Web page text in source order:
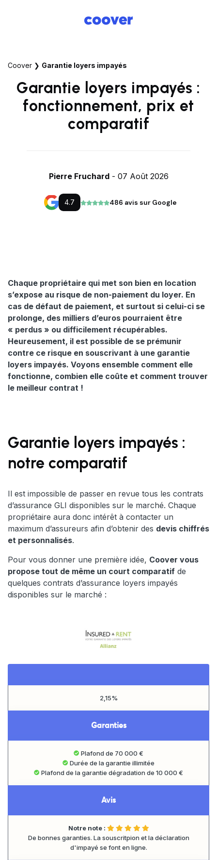
Coover ❯ Garantie loyers impayés
Garantie loyers impayés :
fonctionnement, prix et
comparatif
Pierre Fruchard- 07 Août 2026
4.7 486 avis sur Google
Chaque propriétaire qui met son bien en location
s’expose au risque de non-paiement du loyer. En
cas de défaut de paiement, et surtout si celui-ci se
prolonge, des milliers d’euros pourraient être
« perdus » ou difficilement récupérables.
Heureusement, il est possible de se prémunir
contre ce risque en souscrivant à une garantie
loyers impayés. Voyons ensemble comment elle
fonctionne, combien elle coûte et comment trouver
le meilleur contrat !
Garantie loyers impayés :
notre comparatif
Il est impossible de passer en revue tous les contrats
d’assurance GLI disponibles sur le marché. Chaque
propriétaire aura donc intérêt à contacter un
maximum d’assureurs afin d’obtenir des devis chiffrés
et personnalisés.
Pour vous donner une première idée, Coover vous
propose tout de même un court comparatif de
quelques contrats d’assurance loyers impayés
disponibles sur le marché :
2,15%
Garanties
Plafond de 70 000 €
Durée de la garantie illimitée
Plafond de la garantie dégradation de 10 000 €
Avis
Notre note :
De bonnes garanties. La souscritpion et la déclaration
d'impayé se font en ligne.